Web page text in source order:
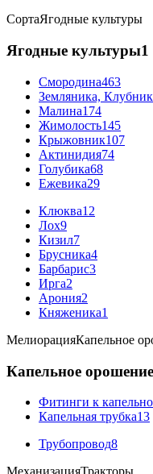
СортаЯгодные культуры
Ягодные культуры1
Смородина463
Земляника,
Малина174
Жимолость145
Крыжовник107
Актинидия74
Голубика68
Ежевика29
Клюква12
Лох9
Кизил7
Брусника4
Барбарис3
Ирга2
Арония2
Княженика1
МелиорацияКапельное
Капельное орошение
Фитинги к
Капельная трубка13
Трубопровод8